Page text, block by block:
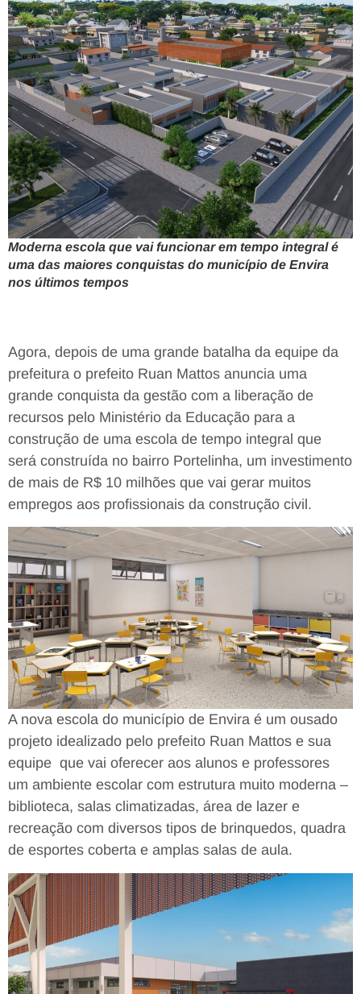
Moderna escola que vai funcionar em tempo integral é
uma das maiores conquistas do município de Envira
nos últimos tempos
Agora, depois de uma grande batalha da equipe da
prefeitura o prefeito Ruan Mattos anuncia uma
grande conquista da gestão com a liberação de
recursos pelo Ministério da Educação para a
construção de uma escola de tempo integral que
será construída no bairro Portelinha, um investimento
de mais de R$ 10 milhões que vai gerar muitos
empregos aos profissionais da construção civil.
A nova escola do município de Envira é um ousado
projeto idealizado pelo prefeito Ruan Mattos e sua
equipe que vai oferecer aos alunos e professores
um ambiente escolar com estrutura muito moderna –
biblioteca, salas climatizadas, área de lazer e
recreação com diversos tipos de brinquedos, quadra
de esportes coberta e amplas salas de aula.